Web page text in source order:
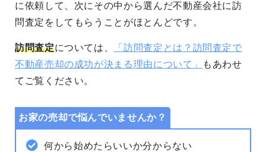
に依頼して、次にその中から選んだ不動産会社に訪
問査定をしてもらうことがほとんどです。
訪問査定については、
「訪問査定とは？訪問査定で
不動産売却の成功が決まる理由について」
もあわせ
てご覧ください。
お家の売却で悩んでいませんか？
何から始めたらいいか分からない